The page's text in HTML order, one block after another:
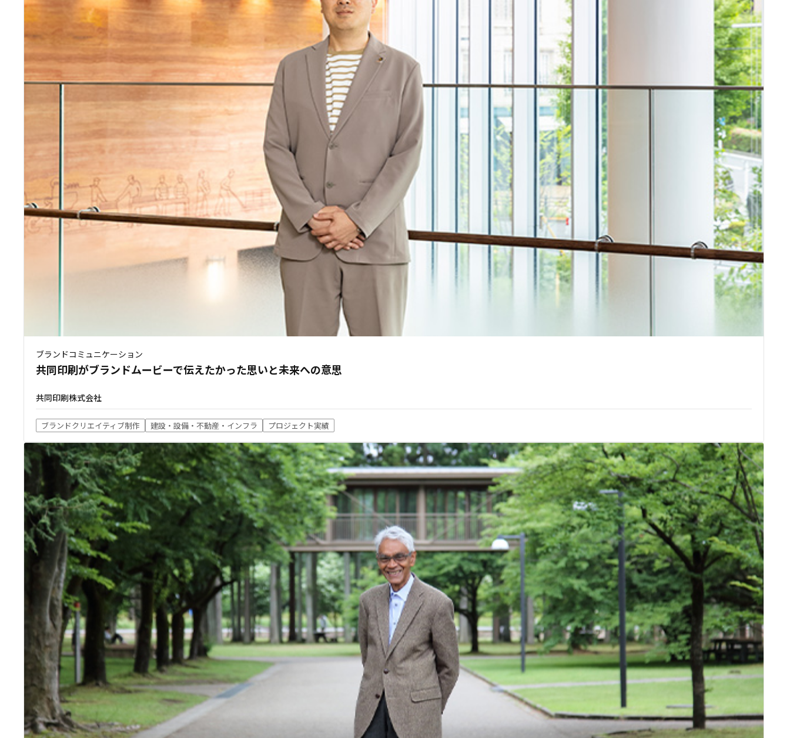
ブランドコミュニケーション
共同印刷がブランドムービーで伝えたかった思いと未来への意思
共同印刷株式会社
ブランドクリエイティブ制作 建設・設備・不動産・インフラ プロジェクト実績